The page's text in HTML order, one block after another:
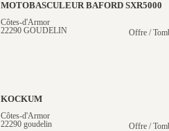
MOTOBASCULEUR BAFORD SXR5000
Côtes-d'Armor
22290 GOUDELIN
Offre /
KOCKUM
Côtes-d'Armor
22290 goudelin
Offre /